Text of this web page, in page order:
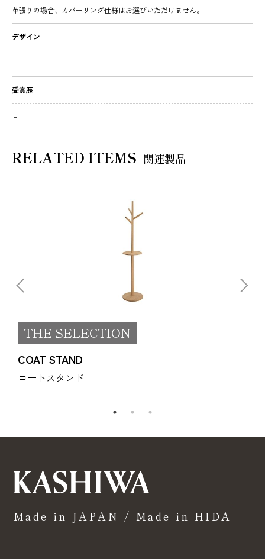
革張りの場合、カバーリング仕様はお選びいただけません。
デザイン
－
受賞歴
－
RELATED ITEMS 関連製品
THE SELECTION
COAT STAND
コートスタンド
Made in JAPAN / Made in HIDA